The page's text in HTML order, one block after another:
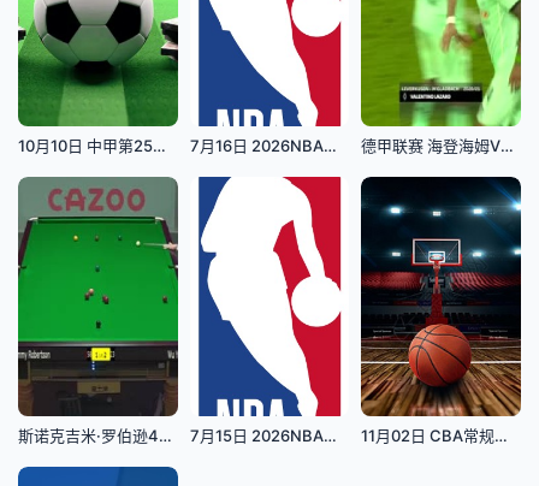
10月10日 中甲第25轮 丹东腾跃vs南京城市 7月16日 2026NBA夏季联赛 步行者VS森林狼 德甲联赛 海登海姆VS云达不莱梅 20251018
斯诺克吉米·罗伯逊4-3吴宜泽20230926 7月15日 2026NBA夏季联赛 国王VS篮网 11月02日 CBA常规赛 浙江vs同曦